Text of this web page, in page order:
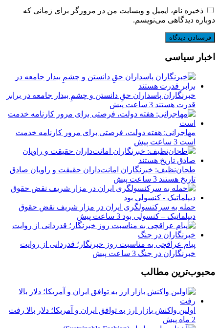
ذخیره نام، ایمیل و وبسایت من در مرورگر برای زمانی که
دوباره دیدگاهی می‌نویسم.
اخبار سیاسی
‏خبرنگاران پاسداران حقِ دانستن و چشمِ بیدار جامعه در برابر
قدرت هستند 3 ساعت پیش
مهاجرانی: هفته دولت، فرصتی برای مرور کارنامه خدمت
است 3 ساعت پیش
طحان‌نظیف: خبرنگاران امانت‌داران حقیقت و راویان صادق
تاریخ‌ هستند 3 ساعت پیش
حمله به سرکنسولگری ایران در مزار شریف نقض حقوق
دیپلماتیک – کنسولی بود 3 ساعت پیش
پیام عراقچی به مناسبت روز خبرنگار؛ قدردانی از روایت
خبرنگاران در جنگ 3 ساعت پیش
محبوب‌ترین مطالب
اولین واکنش بازار ارز به توافق ایران و آمریکا؛ دلار بالا رفت
2 ماه پیش